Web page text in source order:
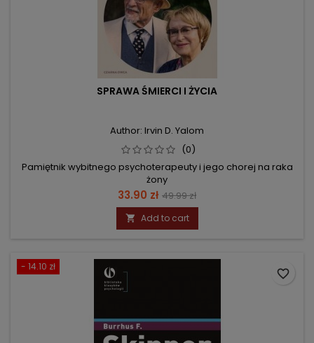
SPRAWA ŚMIERCI I ŻYCIA
Author: Irvin D. Yalom
(0)
Pamiętnik wybitnego psychoterapeuty i jego chorej na raka
żony
Price
33.90 zł Regular
price
49.99 zł
 Add to cart
- 14.10 zł
favorite_border